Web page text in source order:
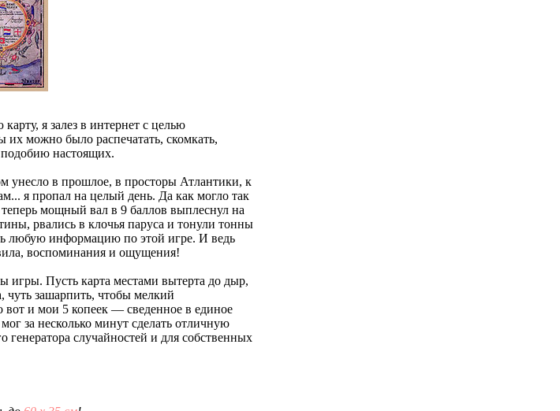
я залез в интернет с целью
их можно было распечатать, скомкать,
подобию настоящих.
унесло в прошлое, в просторы Атлантики, к
я пропал на целый день. Да как могло так
мощный вал в 9 баллов выплеснул на
рвались в клочья паруса и тонули тонны
любую информацию по этой игре. И ведь
воспоминания и ощущения!
игры. Пусть карта местами вытерта до дыр,
чуть зашарпить, чтобы мелкий
вот и мои 5 копеек — сведенное в единое
за несколько минут сделать отличную
генератора случайностей и для собственных